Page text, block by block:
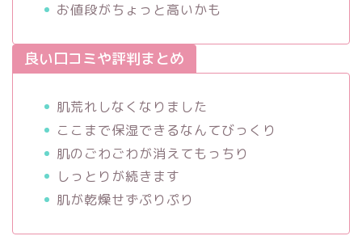
お値段がちょっと高いかも
良い口コミや評判まとめ
肌荒れしなくなりました
ここまで保湿できるなんてびっくり
肌のごわごわが消えてもっちり
しっとりが続きます
肌が乾燥せずぷりぷり